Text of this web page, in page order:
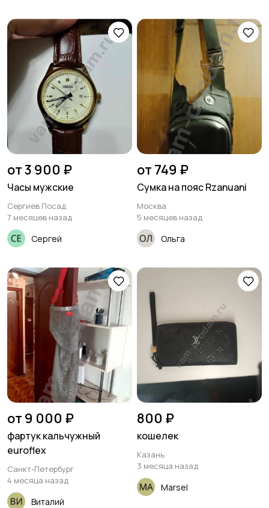
от 3 900 ₽
Часы мужские
Сергиев Посад
7 месяцев назад
Сергей
от 749 ₽
Сумка на пояс Rzanuani
Москва
5 месяцев назад
Ольга
от 9 000 ₽
фартук кальчужный
euroflex
Санкт-Петербург
4 месяца назад
Виталий
800 ₽
кошелек
Казань
3 месяца назад
Marsel